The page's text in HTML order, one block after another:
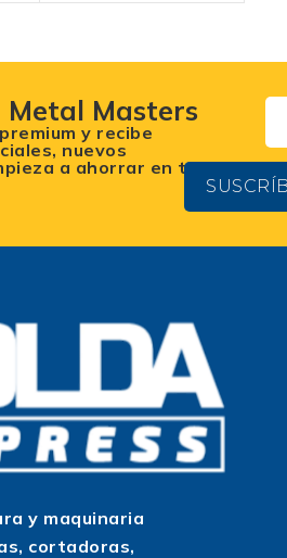
Masters
y recibe
nuevos
a ahorrar en tu
y maquinaria
cortadoras,